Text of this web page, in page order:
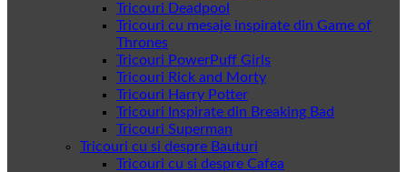
Tricouri Deadpool
Tricouri cu mesaje inspirate din Game of
Thrones
Tricouri PowerPuff Girls
Tricouri Rick and Morty
Tricouri Harry Potter
Tricouri Inspirate din Breaking Bad
Tricouri Superman
Tricouri cu si despre Bauturi
Tricouri cu si despre Cafea